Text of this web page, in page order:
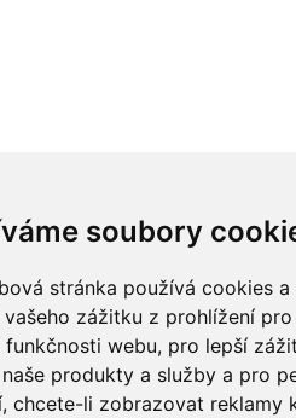
soubory
stránka používá cookies
vašeho zážitku z prohlížení
funkčnosti webu, pro lepší
produkty a služby a pro
, chcete-li zobrazovat reklamy
informaci? Chcete
Martina Chalupu: